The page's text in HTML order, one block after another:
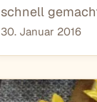
schnell
30. Januar 2016